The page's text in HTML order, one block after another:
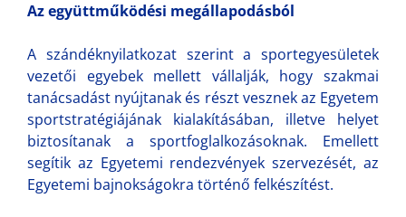
Az együttműködési megállapodásból
A szándéknyilatkozat szerint a sportegyesületek
vezetői egyebek mellett vállalják, hogy szakmai
tanácsadást nyújtanak és részt vesznek az Egyetem
sportstratégiájának kialakításában, illetve helyet
biztosítanak a sportfoglalkozásoknak. Emellett
segítik az Egyetemi rendezvények szervezését, az
Egyetemi bajnokságokra történő felkészítést.